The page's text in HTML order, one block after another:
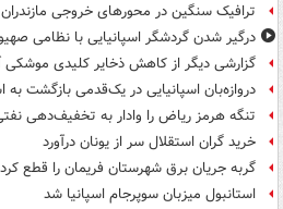
ترافیک سنگین در محورهای خروجی مازندران
درگیر شدن گردشگر اسپانیایی با نظامی
گزارشی دیگر از کاهش ذخایر کلیدی موشکی
دروازه‌بان اسپانیایی در یک‌قدمی بازگشت به
تنگه هرمز ریاض را وادار به تخفیف‌دهی
خرید گران استقلال سر از یونان درآورد
گربه جریان برق شهرستان فریمان را قطع کرد
استانبول میزبان سوپرجام اسپانیا شد